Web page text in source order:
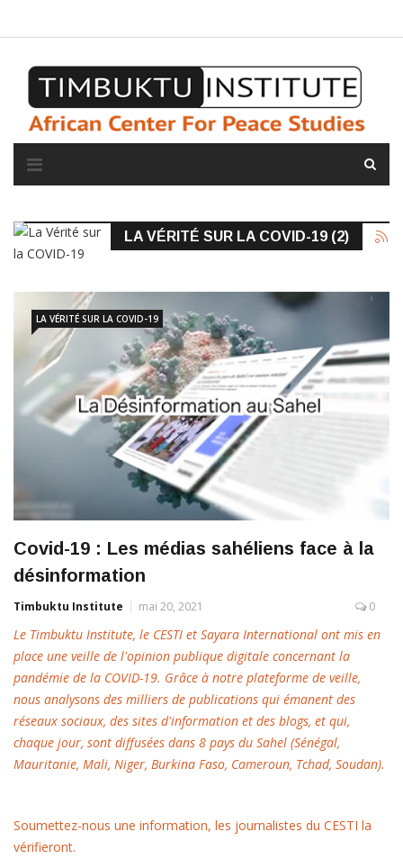
LA VÉRITÉ SUR LA COVID-19 (2)
LA VÉRITÉ SUR LA COVID-19
Covid-19 : Les médias sahéliens face à la
désinformation
Timbuktu Institute mai 20, 2021 0
Le Timbuktu Institute, le CESTI et Sayara International ont mis en
place une veille de l'opinion publique digitale concernant la
pandémie de la COVID-19. Grâce à notre plateforme de veille,
nous analysons des milliers de publications qui émanent des
réseaux sociaux, des sites d'information et des blogs, et qui,
chaque jour, sont diffusées dans 8 pays du Sahel (Sénégal,
Mauritanie, Mali, Niger, Burkina Faso, Cameroun, Tchad, Soudan).
Soumettez-nous une information, les journalistes du CESTI la
vérifieront.